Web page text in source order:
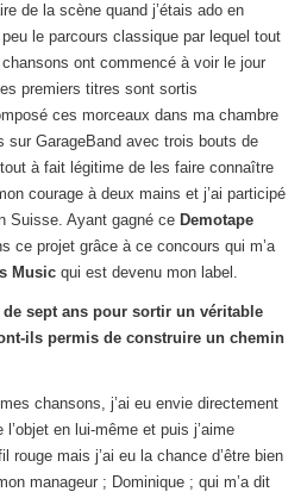
de la scène quand j’étais ado en
le parcours classique par lequel tout
ont commencé à voir le jour
premiers titres sont sortis
ces morceaux dans ma chambre
GarageBand avec trois bouts de
à fait légitime de les faire connaître
courage à deux mains et j’ai participé
Suisse. Ayant gagné ce Demotape
ce projet grâce à ce concours qui m’a
Music qui est devenu mon label.
sept ans pour sortir un véritable
ils permis de construire un chemin
chansons, j’ai eu envie directement
en lui-même et puis j’aime
rouge mais j’ai eu la chance d’être bien
manageur ; Dominique ; qui m’a dit